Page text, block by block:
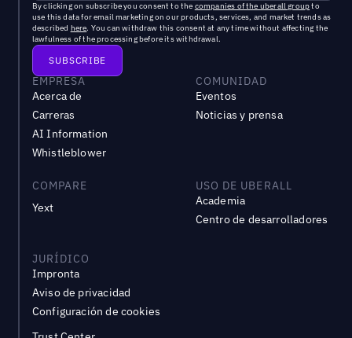
By clicking on subscribe you consent to the companies of the uberall groupto
use this data for email marketing on our products, services, and market trends as
described here. You can withdraw this consent at any time without affecting the
lawfulness of the processing before its withdrawal.
EMPRESA
Acerca de
Carreras
AI Information
Whistleblower
COMUNIDAD
Eventos
Noticias y prensa
COMPARE
Yext
USO DE UBERALL
Academia
Centro de desarrolladores
JURÍDICO
Impronta
Aviso de privacidad
Configuración de cookies